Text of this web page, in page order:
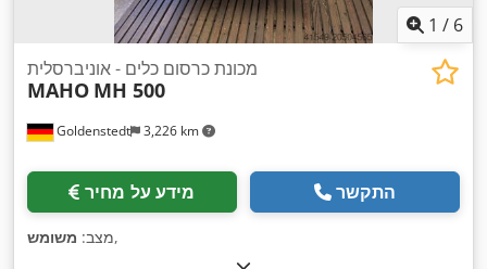
1 / 6
Goldenstedt 3,226 km
מכונת כרסום כלים - אוניברסלית
MAHO MH 500
מידע על מחיר התקשר
מצב: משומש ,